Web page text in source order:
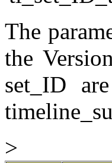
The
the
set_ID
>